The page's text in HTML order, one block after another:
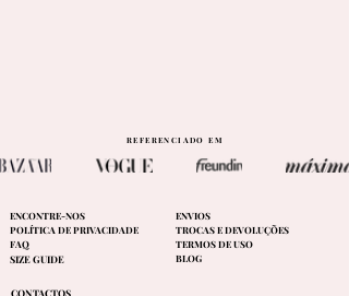
REFERENCIADO EM
ENCONTRE-NOS
POLÍTICA DE PRIVACIDADE
FAQ
SIZE GUIDE
ENVIOS
TROCAS E DEVOLUÇÕES
TERMOS DE USO
BLOG
CONTACTOS